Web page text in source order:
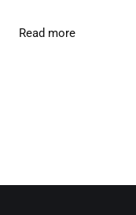
Read more